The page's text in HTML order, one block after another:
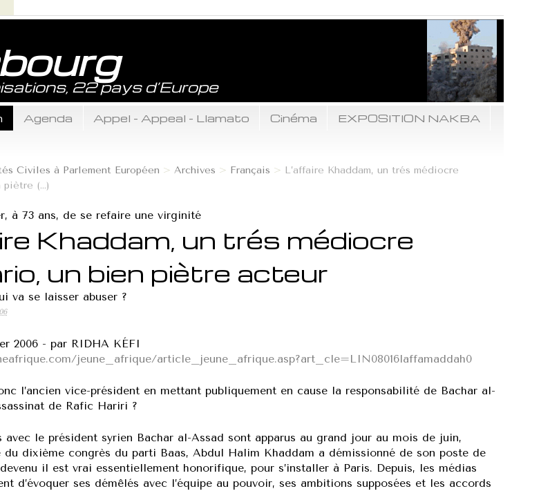
22 pays d’Europe
Agenda Appel - Appeal - Llamato Cinéma
EXPOSITION NAKBA
Civiles à Parlement Européen >Archives > Français > L’affaire Khaddam, un trés médiocre
(...)
à 73 ans, de se refaire une virginité
Khaddam, un trés médiocre
un bien piètre acteur
va se laisser abuser ?
2006 - par RIDHA KÉFI
jeune_afrique/article_jeune_afrique.asp?art_cle=LIN08016laffamaddah0
l’ancien vice-président en mettant publiquement en cause la responsabilité de Bachar al-
de Rafic Hariri ?
avec le président syrien Bachar al-Assad sont apparus au grand jour au mois de juin,
du dixième congrès du parti Baas, Abdul Halim Khaddam a démissionné de son poste de
il est vrai essentiellement honorifique, pour s’installer à Paris. Depuis, les médias
d’évoquer ses démêlés avec l’équipe au pouvoir, ses ambitions supposées et les accords